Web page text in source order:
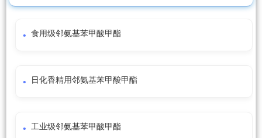
食用级邻氨基苯甲酸甲酯
日化香精用邻氨基苯甲酸甲酯
工业级邻氨基苯甲酸甲酯